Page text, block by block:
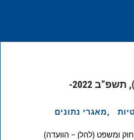
מאגרי נתונים
בוועדת חוקה חוק ומשפט (להלן – הוועדה)